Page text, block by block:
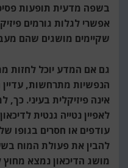
בשפה מדעית תופעות
אפשרי לגלות גורמים
שקיימים מושגים שהם
גם אם המדע יוכל לחזות
הנפשיות מתרחשות,
אינה פיזיקלית בעיני.
לאפיין נטייה גנטית
עודפים או חסרים בגופו
להבין את פעולת המוח
מושג הדיכאון נמצא